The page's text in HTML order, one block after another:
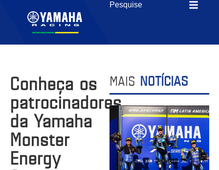
Conheça os
patrocinadores
da Yamaha
Monster
Energy
MAIS NOTÍCIAS